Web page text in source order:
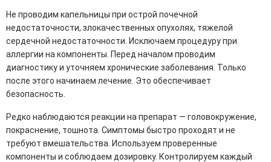
Не проводим капельницы при острой почечной
недостаточности, злокачественных опухолях, тяжелой
сердечной недостаточности. Исключаем процедуру при
аллергии на компоненты. Перед началом проводим
диагностику и уточняем хронические заболевания. Только
после этого начинаем лечение. Это обеспечивает
безопасность.
Редко наблюдаются реакции на препарат — головокружение,
покраснение, тошнота. Симптомы быстро проходят и не
требуют вмешательства. Используем проверенные
компоненты и соблюдаем дозировку. Контролируем каждый